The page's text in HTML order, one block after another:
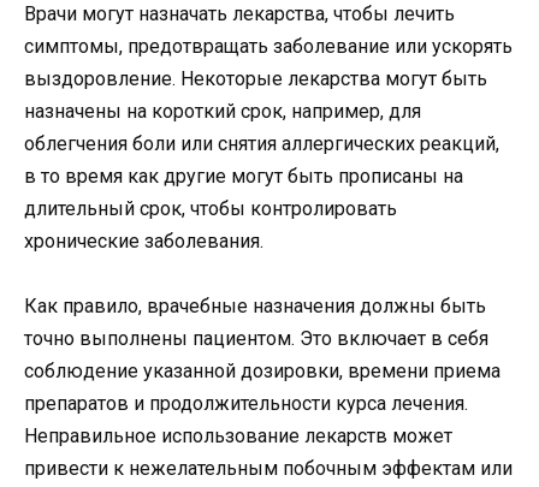
Врачи могут назначать лекарства, чтобы лечить
симптомы, предотвращать заболевание или ускорять
выздоровление. Некоторые лекарства могут быть
назначены на короткий срок, например, для
облегчения боли или снятия аллергических реакций,
в то время как другие могут быть прописаны на
длительный срок, чтобы контролировать
хронические заболевания.
Как правило, врачебные назначения должны быть
точно выполнены пациентом. Это включает в себя
соблюдение указанной дозировки, времени приема
препаратов и продолжительности курса лечения.
Неправильное использование лекарств может
привести к нежелательным побочным эффектам или